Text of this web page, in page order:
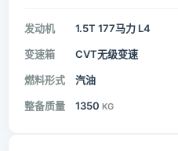
发动机 1.5T 177马力 L4
变速箱 CVT无级变速
燃料形式 汽油
整备质量 1350 KG